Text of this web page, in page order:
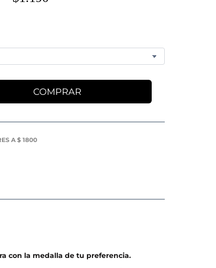
COMPRAR
A $ 1800
con la medalla de tu preferencia.